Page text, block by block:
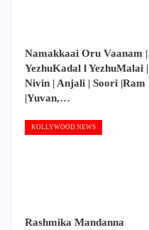
Namakkaai Oru Vaanam |
YezhuKadal l YezhuMalai |
Nivin | Anjali | Soori |Ram
|Yuvan,…
KOLLYWOOD NEWS
Rashmika Mandanna